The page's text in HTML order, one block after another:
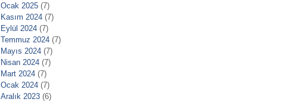
Ocak 2025 (7)
Kasım 2024 (7)
Eylül 2024 (7)
Temmuz 2024 (7)
Mayıs 2024 (7)
Nisan 2024 (7)
Mart 2024 (7)
Ocak 2024 (7)
Aralık 2023 (6)